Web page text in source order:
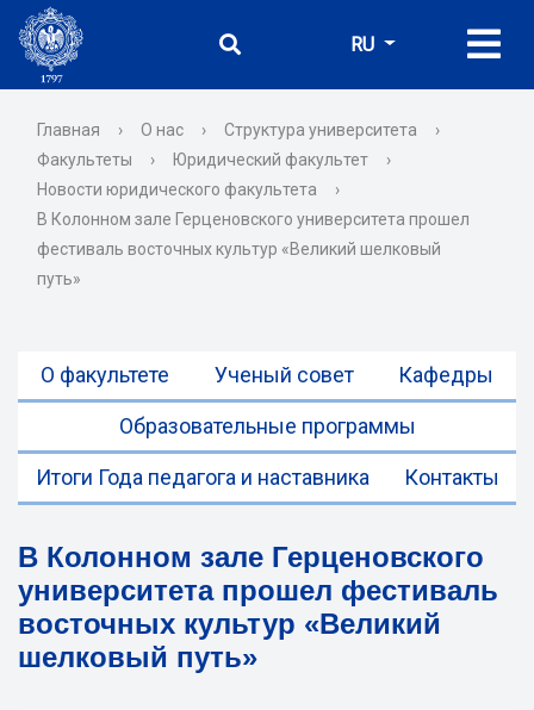
RU
Главная › О нас › Структура университета
›
Факультеты
› Юридический факультет
›
Новости юридического факультета
›
В Колонном зале Герценовского университета прошел
фестиваль восточных культур «Великий шелковый
путь»
О факультете Ученый совет Кафедры
Образовательные программы
Итоги Года педагога и наставника Контакты
В Колонном зале Герценовского
университета прошел фестиваль
восточных культур «Великий
шелковый путь»